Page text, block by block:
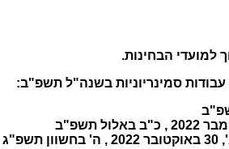
למועדי הבחינות.
סמינריוניות בשנה"ל תשפ"ב: